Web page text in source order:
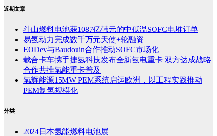
近期文章
斗山燃料电池获1087亿韩元的中低温SOFC电堆订单
易氢动力完成数千万元天使+轮融资
EODev与Baudouin合作推动SOFC市场化
载合卡车携手捷氢科技发布全新氢电重卡 双方达成战略
合作共推氢能重卡普及
氢辉能源15MW PEM系统启运欧洲，以工程实践推动
PEM制氢规模化
分类
2024日本氢能燃料电池展